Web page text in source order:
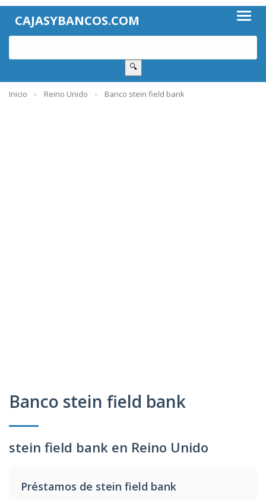
CAJASYBANCOS.COM
🔍
Inicio Reino Unido Banco stein field bank
Banco stein field bank
stein field bank en Reino Unido
Préstamos de stein field bank